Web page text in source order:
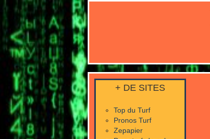
+ DE SITES
Top du Turf
Pronos Turf
Zepapier